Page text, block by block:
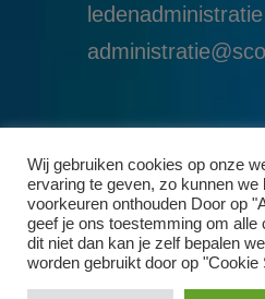
ledenadministratie
Wij gebruiken cookies op onze
ervaring te geven, zo kunnen we
voorkeuren onthouden Door op
geef je ons toestemming om alle
dit niet dan kan je zelf bepalen
worden gebruikt door op "Cookie